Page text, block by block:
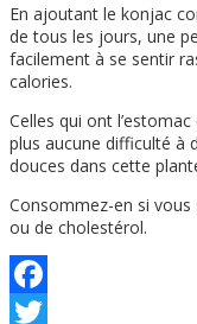
En ajoutant le konjac
de tous les jours, une
facilement à se sentir
calories.
Celles qui ont
plus aucune difficulté à
douces dans cette
Consommez-en si
ou de cholestérol.
Facebook